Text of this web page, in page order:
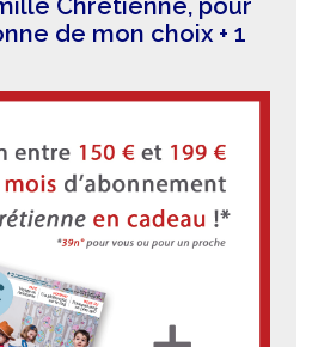
de mon choix + 1